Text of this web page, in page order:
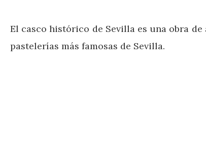
El casco histórico de Sevilla es una obra
pastelerías más famosas de Sevilla.